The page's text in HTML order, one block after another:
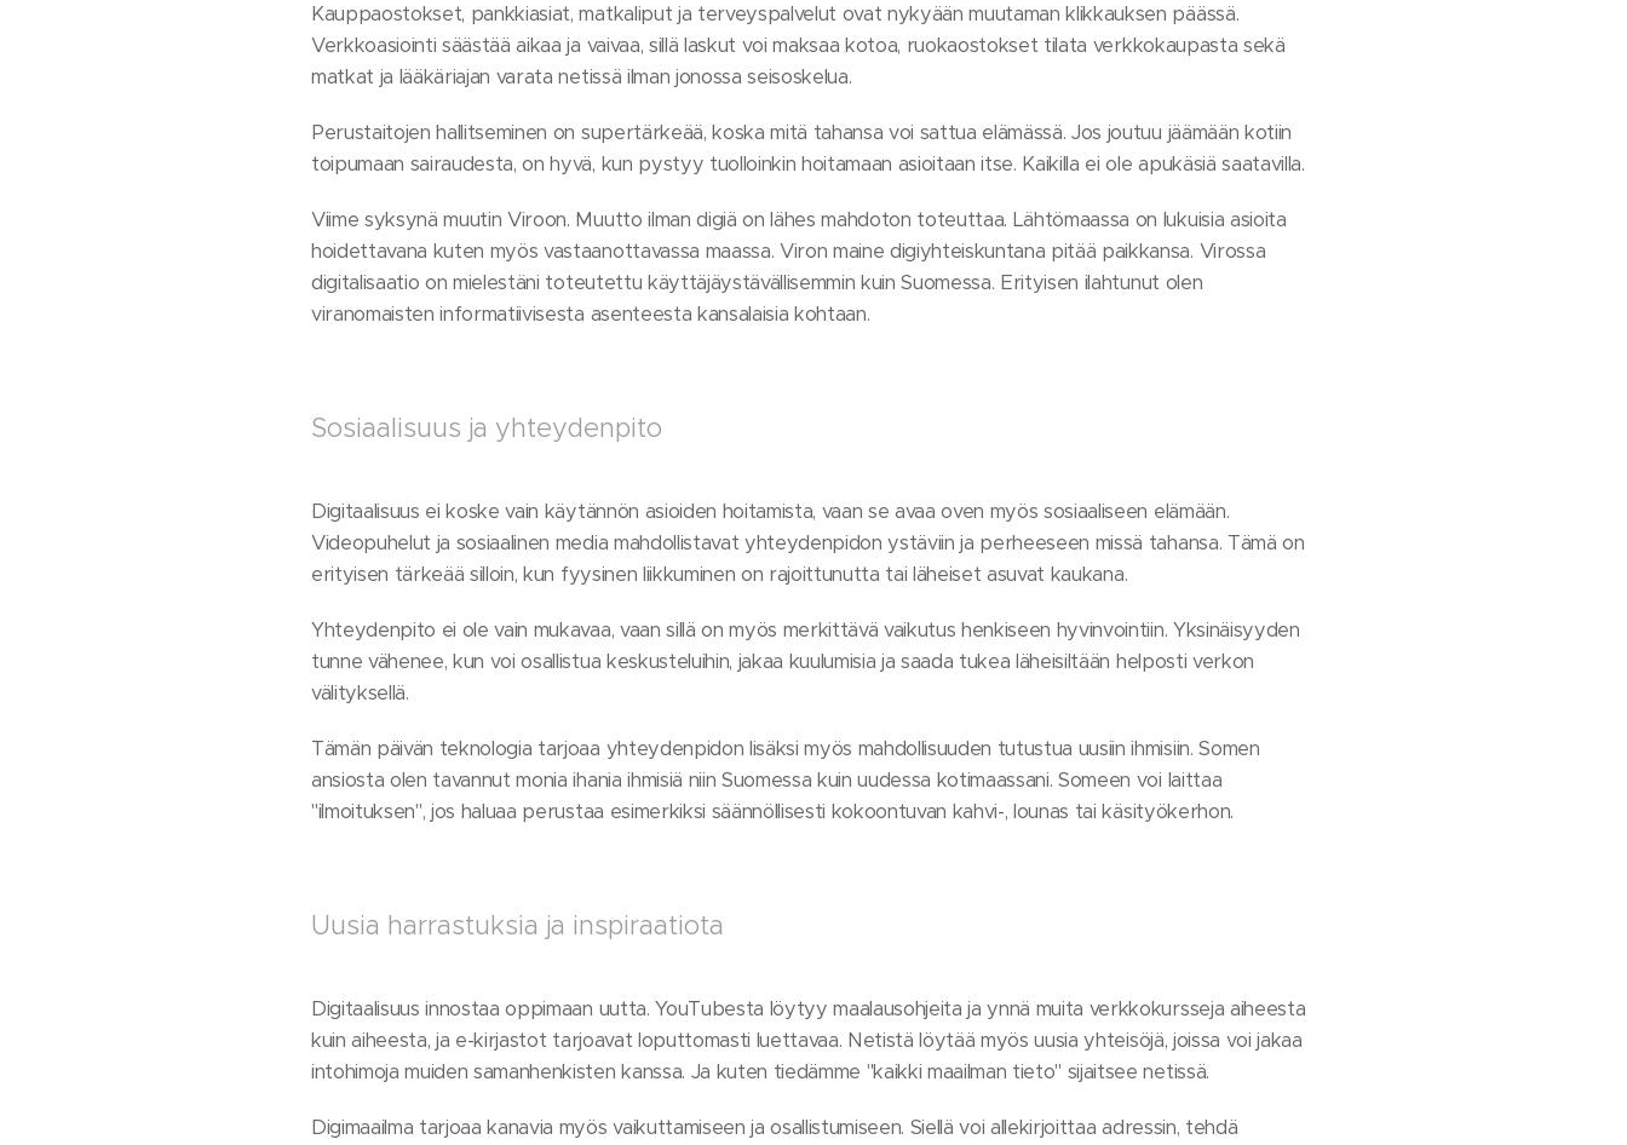
Kauppaostokset, pankkiasiat, matkaliput ja terveyspalvelut ovat nykyään muutaman klikkauksen päässä.
Verkkoasiointi säästää aikaa ja vaivaa, sillä laskut voi maksaa kotoa, ruokaostokset tilata verkkokaupasta sekä
matkat ja lääkäriajan varata netissä ilman jonossa seisoskelua.
Perustaitojen hallitseminen on supertärkeää, koska mitä tahansa voi sattua elämässä. Jos joutuu jäämään kotiin
toipumaan sairaudesta, on hyvä, kun pystyy tuolloinkin hoitamaan asioitaan itse. Kaikilla ei ole apukäsiä saatavilla.
Viime syksynä muutin Viroon. Muutto ilman digiä on lähes mahdoton toteuttaa. Lähtömaassa on lukuisia asioita
hoidettavana kuten myös vastaanottavassa maassa. Viron maine digiyhteiskuntana pitää paikkansa. Virossa
digitalisaatio on mielestäni toteutettu käyttäjäystävällisemmin kuin Suomessa. Erityisen ilahtunut olen
viranomaisten informatiivisesta asenteesta kansalaisia kohtaan.
Sosiaalisuus ja yhteydenpito
Digitaalisuus ei koske vain käytännön asioiden hoitamista, vaan se avaa oven myös sosiaaliseen elämään.
Videopuhelut ja sosiaalinen media mahdollistavat yhteydenpidon ystäviin ja perheeseen missä tahansa. Tämä on
erityisen tärkeää silloin, kun fyysinen liikkuminen on rajoittunutta tai läheiset asuvat kaukana.
Yhteydenpito ei ole vain mukavaa, vaan sillä on myös merkittävä vaikutus henkiseen hyvinvointiin. Yksinäisyyden
tunne vähenee, kun voi osallistua keskusteluihin, jakaa kuulumisia ja saada tukea läheisiltään helposti verkon
välityksellä.
Tämän päivän teknologia tarjoaa yhteydenpidon lisäksi myös mahdollisuuden tutustua uusiin ihmisiin. Somen
ansiosta olen tavannut monia ihania ihmisiä niin Suomessa kuin uudessa kotimaassani. Someen voi laittaa
"ilmoituksen", jos haluaa perustaa esimerkiksi säännöllisesti kokoontuvan kahvi-, lounas tai käsityökerhon.
Uusia harrastuksia ja inspiraatiota
Digitaalisuus innostaa oppimaan uutta. YouTubesta löytyy maalausohjeita ja ynnä muita verkkokursseja aiheesta
kuin aiheesta, ja e-kirjastot tarjoavat loputtomasti luettavaa. Netistä löytää myös uusia yhteisöjä, joissa voi jakaa
intohimoja muiden samanhenkisten kanssa. Ja kuten tiedämme "kaikki maailman tieto" sijaitsee netissä.
Digimaailma tarjoaa kanavia myös vaikuttamiseen ja osallistumiseen. Siellä voi allekirjoittaa adressin, tehdä